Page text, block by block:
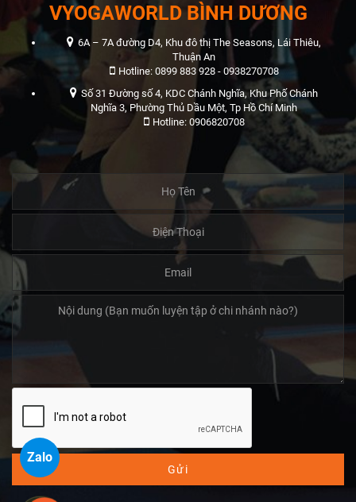
VYOGAWORLD BÌNH DƯƠNG
6A – 7A đường D4, Khu đô thị The Seasons, Lái Thiêu,
Thuận An
Hotline: 0899 883 928 - 0938270708
Số 31 Đường số 4, KDC Chánh Nghĩa, Khu Phố Chánh
Nghĩa 3, Phường Thủ Dầu Một, Tp Hồ Chí Minh
Hotline: 0906820708
Gửi
Zalo